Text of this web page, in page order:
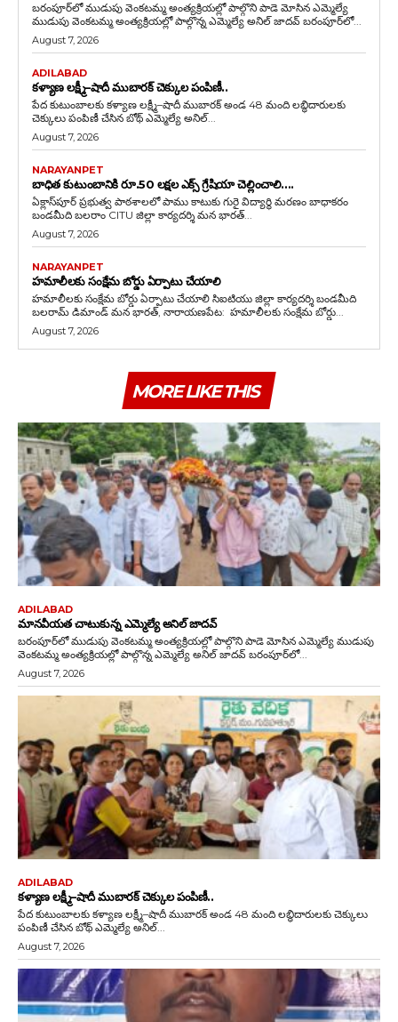
బరంపూర్‌లో ముడుపు వెంకటమ్మ అంత్యక్రియల్లో పాల్గొని పాడె మోసిన ఎమ్మెల్యే
ముడుపు వెంకటమ్మ అంత్యక్రియల్లో పాల్గొన్న ఎమ్మెల్యే అనిల్ జాదవ్ బరంపూర్‌లో...
August 7, 2026
ADILABAD
కళ్యాణ లక్ష్మీ–షాదీ ముబారక్ చెక్కుల పంపిణీ..
పేద కుటుంబాలకు కళ్యాణ లక్ష్మీ–షాదీ ముబారక్ అండ 48 మంది లబ్ధిదారులకు
చెక్కులు పంపిణీ చేసిన బోథ్ ఎమ్మెల్యే అనిల్...
August 7, 2026
NARAYANPET
బాధిత కుటుంబానికి రూ.50 లక్షల ఎక్స్ గ్రేషియా చెల్లించాలి….
ఏక్లాస్‌పూర్ ప్రభుత్వ పాఠశాలలో పాము కాటుకు గురై విద్యార్థి మరణం బాధాకరం
బండమీది బలరాం CITU జిల్లా కార్యదర్శి మన భారత్...
August 7, 2026
NARAYANPET
హమాలీలకు సంక్షేమ బోర్డు ఏర్పాటు చేయాలి
హమాలీలకు సంక్షేమ బోర్డు ఏర్పాటు చేయాలి సిఐటియు జిల్లా కార్యదర్శి బండమీది
బలరామ్ డిమాండ్ మన భారత్, నారాయణపేట: హమాలీలకు సంక్షేమ బోర్డు...
August 7, 2026
MORE LIKE THIS
ADILABAD
మానవీయత చాటుకున్న ఎమ్మెల్యే అనిల్ జాదవ్
బరంపూర్‌లో ముడుపు వెంకటమ్మ అంత్యక్రియల్లో పాల్గొని పాడె మోసిన ఎమ్మెల్యే ముడుపు
వెంకటమ్మ అంత్యక్రియల్లో పాల్గొన్న ఎమ్మెల్యే అనిల్ జాదవ్ బరంపూర్‌లో...
August 7, 2026
ADILABAD
కళ్యాణ లక్ష్మీ–షాదీ ముబారక్ చెక్కుల పంపిణీ..
పేద కుటుంబాలకు కళ్యాణ లక్ష్మీ–షాదీ ముబారక్ అండ 48 మంది లబ్ధిదారులకు చెక్కులు
పంపిణీ చేసిన బోథ్ ఎమ్మెల్యే అనిల్...
August 7, 2026